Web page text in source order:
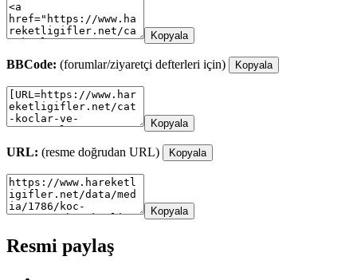
Kopyala
BBCode: (forumlar/ziyaretçi defterleri için) Kopyala
Kopyala
URL: (resme doğrudan URL) Kopyala
Kopyala
Resmi paylaş